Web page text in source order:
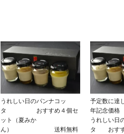
うれしい日のパンナコッ
タ おすすめ４個セ
ット（夏みか
ん） 送料無料
予定数に達
年記念価
うれしい日
タ おすす